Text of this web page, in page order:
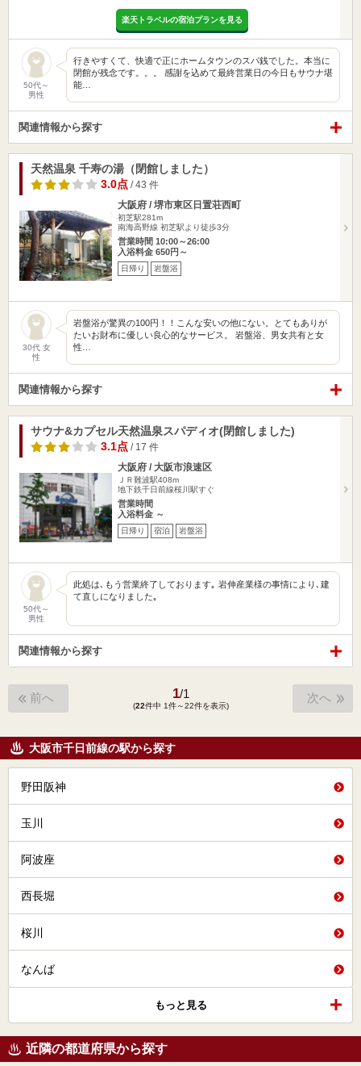
楽天トラベルの宿泊プランを見る
50代～
男性
行きやすくて、快適で正にホームタウンのスパ銭でした。本当に
閉館が残念です。。。 感謝を込めて最終営業日の今日もサウナ堪
能…
関連情報から探す
天然温泉 千寿の湯（閉館しました）
3.0点 / 43 件
大阪府 / 堺市東区日置荘西町
初芝駅281m
南海高野線 初芝駅より徒歩3分
営業時間 10:00～26:00
入浴料金 650円～
日帰り 岩盤浴
30代 女
性
岩盤浴が驚異の100円！！こんな安いの他にない。とてもありが
たいお財布に優しい良心的なサービス。 岩盤浴、男女共有と女
性…
関連情報から探す
サウナ&カプセル天然温泉スパディオ(閉館しました)
3.1点 / 17 件
大阪府 / 大阪市浪速区
ＪＲ難波駅408m
地下鉄千日前線桜川駅すぐ
営業時間
入浴料金 ～
日帰り 宿泊 岩盤浴
50代～
男性
此処は､もう営業終了しております｡ 岩伸産業様の事情により､建
て直しになりました｡
関連情報から探す
前へ 1/1
(22件中 1件～22件を表示)
次へ
大阪市千日前線の駅から探す
野田阪神
玉川
阿波座
西長堀
桜川
なんば
もっと見る
近隣の都道府県から探す